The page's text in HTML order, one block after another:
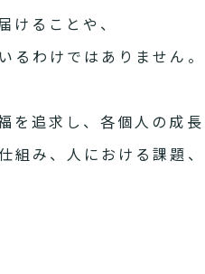
けることや、
るわけではありません。
を追求し、各個人の成
組み、人における課題